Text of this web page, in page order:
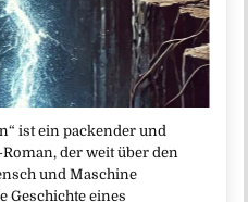
ist ein packender und
der weit über den
und Maschine
Geschichte eines